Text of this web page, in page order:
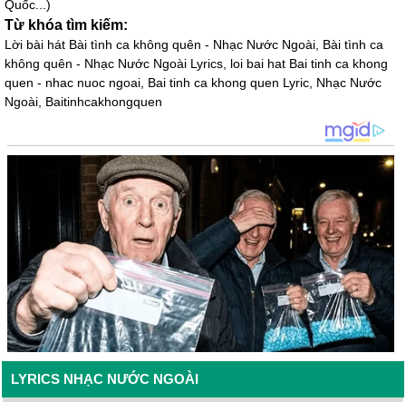
Quốc...)
Từ khóa tìm kiếm:
Lời bài hát Bài tình ca không quên - Nhạc Nước Ngoài, Bài tình ca
không quên - Nhạc Nước Ngoài Lyrics, loi bai hat Bai tinh ca khong
quen - nhac nuoc ngoai, Bai tinh ca khong quen Lyric, Nhạc Nước
Ngoài, Baitinhcakhongquen
LYRICS NHẠC NƯỚC NGOÀI